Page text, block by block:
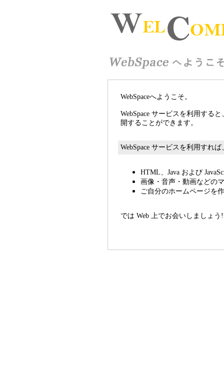
WebSpaceへようこそ。
WebSpace サービスを利用する
開することができます。
WebSpace サービスを利用すれ
HTML、Java および
画像・音声・動画などの
ご自分のホームページを
では Web 上でお会いしましょう!